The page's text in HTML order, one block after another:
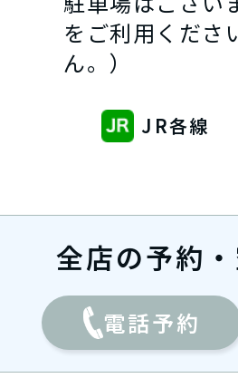
をご利用くださ
ん。）
JR各線
全店の予約
電話予約